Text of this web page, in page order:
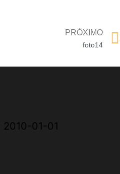
PRÓXIMO
foto14